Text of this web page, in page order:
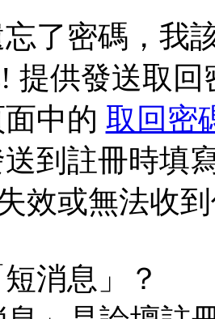
了密碼，我
提供發送取回
中的 取回密
到註冊時填
效或無法收
消息」？